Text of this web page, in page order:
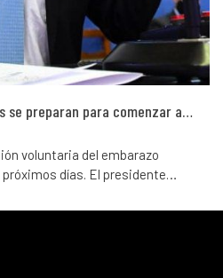
se preparan para comenzar a…
voluntaria del embarazo
días. El presidente…